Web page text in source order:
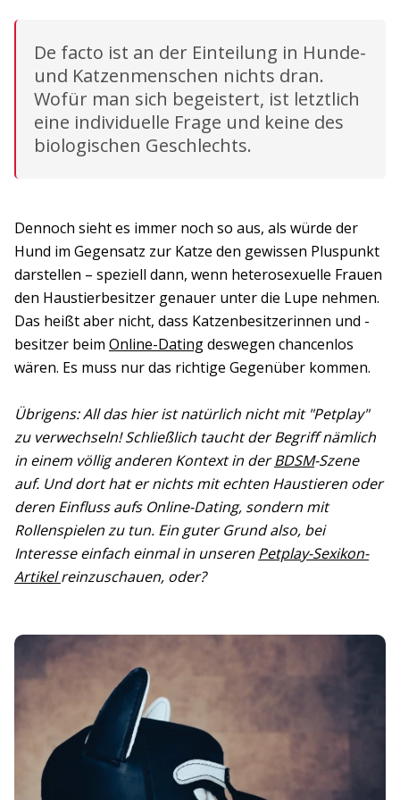
De facto ist an der Einteilung in Hunde-
und Katzenmenschen nichts dran.
Wofür man sich begeistert, ist letztlich
eine individuelle Frage und keine des
biologischen Geschlechts.
Dennoch sieht es immer noch so aus, als würde der
Hund im Gegensatz zur Katze den gewissen Pluspunkt
darstellen – speziell dann, wenn heterosexuelle Frauen
den Haustierbesitzer genauer unter die Lupe nehmen.
Das heißt aber nicht, dass Katzenbesitzerinnen und -
besitzer beim Online-Datingdeswegen chancenlos
wären. Es muss nur das richtige Gegenüber kommen.
Übrigens: All das hier ist natürlich nicht mit "Petplay"
zu verwechseln! Schließlich taucht der Begriff nämlich
in einem völlig anderen Kontext in derBDSM-Szene
auf. Und dort hat er nichts mit echten Haustieren oder
deren Einfluss aufs Online-Dating, sondern mit
Rollenspielen zu tun. Ein guter Grund also, bei
Interesse einfach einmal in unseren Petplay-Sexikon-
Artikelreinzuschauen, oder?